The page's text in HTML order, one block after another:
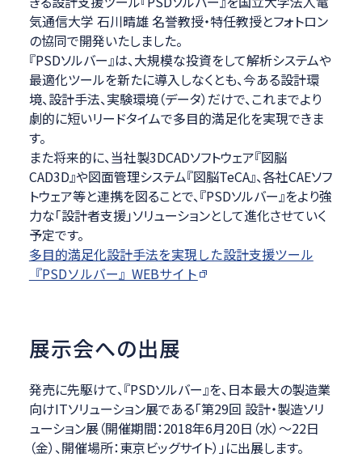
気通信大学 石川晴雄 名誉教授・特任教授とフォトロン
の協同で開発いたしました。
『PSDソルバー』は、大規模な投資をして解析システムや
最適化ツールを新たに導入しなくとも、今ある設計環
境、設計手法、実験環境（データ）だけで、これまでより
劇的に短いリードタイムで多目的満足化を実現できま
す。
また将来的に、当社製3DCADソフトウェア『図脳
CAD3D』や図面管理システム『図脳TeCA』、各社CAEソフ
トウェア等と連携を図ることで、『PSDソルバー』をより強
力な「設計者支援」ソリューションとして進化させていく
予定です。
多目的満足化設計手法を実現した設計支援ツール
『PSDソルバー』WEBサイト
展示会への出展
発売に先駆けて、『PSDソルバー』を、日本最大の製造業
向けITソリューション展である「第29回 設計・製造ソリ
ューション展（開催期間：2018年6月20日（水）～22日
（金）、開催場所：東京ビッグサイト）」に出展します。